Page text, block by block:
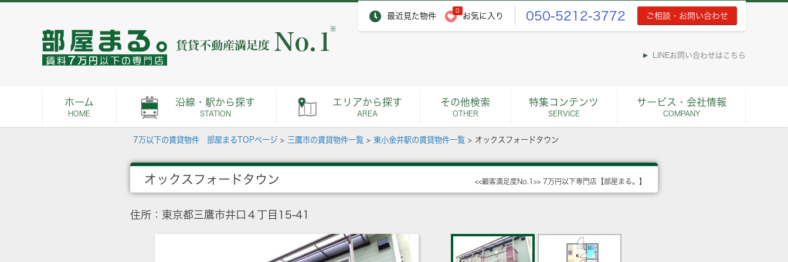
最近見た物件
0
お気に入り 050-5212-3772 ご相談・お問い合わせ
※
LINEお問い合わせはこちら
ホーム
HOME
沿線・駅から探す
STATION
エリアから探す
AREA
その他検索
OTHER
特集コンテンツ
SERVICE
サービス・会社情報
COMPANY
7万以下の賃貸物件 部屋まるTOPページ > 三鷹市の賃貸物件一覧 > 東小金井駅の賃貸物件一覧 > オックスフォードタウン
オックスフォードタウン <<顧客満足度No.1>> 7万円以下専門店【部屋まる。】
住所：東京都三鷹市井口４丁目15-41